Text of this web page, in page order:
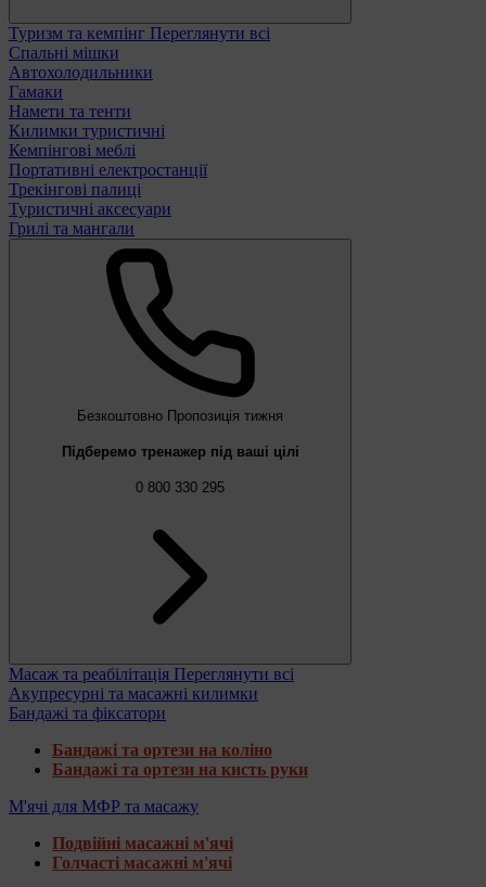
Туризм та кемпінг Переглянути всі
Спальні мішки
Автохолодильники
Гамаки
Намети та тенти
Килимки туристичні
Кемпінгові меблі
Портативні електростанції
Трекінгові палиці
Туристичні аксесуари
Грилі та мангали
Безкоштовно Пропозиція тижня
Підберемо тренажер під ваші цілі
0 800 330 295
Масаж та реабілітація Переглянути всі
Акупресурні та масажні килимки
Бандажі та фіксатори
Бандажі та ортези на коліно
Бандажі та ортези на кисть руки
М'ячі для МФР та масажу
Подвійні масажні м'ячі
Голчасті масажні м'ячі